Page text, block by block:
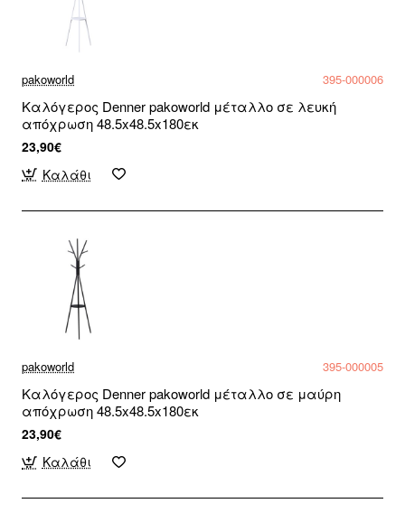
pakoworld 395-000006
Καλόγερος Denner pakoworld μέταλλο σε λευκή
απόχρωση 48.5x48.5x180εκ
23,90€
Καλάθι
pakoworld 395-000005
Καλόγερος Denner pakoworld μέταλλο σε μαύρη
απόχρωση 48.5x48.5x180εκ
23,90€
Καλάθι